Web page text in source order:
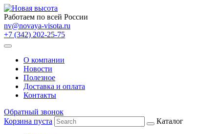
Работаем по всей России
nv@novaya-visota.ru
+7 (342) 202-25-75
О компании
Новости
Полезное
Доставка и оплата
Контакты
Обратный звонок
Корзина пуста
Каталог